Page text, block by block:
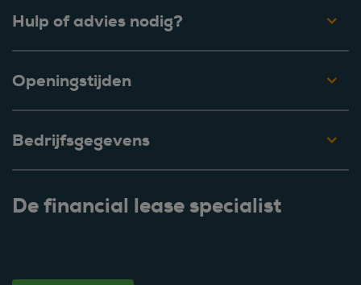
Hulp of advies nodig?
Openingstijden
Bedrijfsgegevens
De financial lease specialist